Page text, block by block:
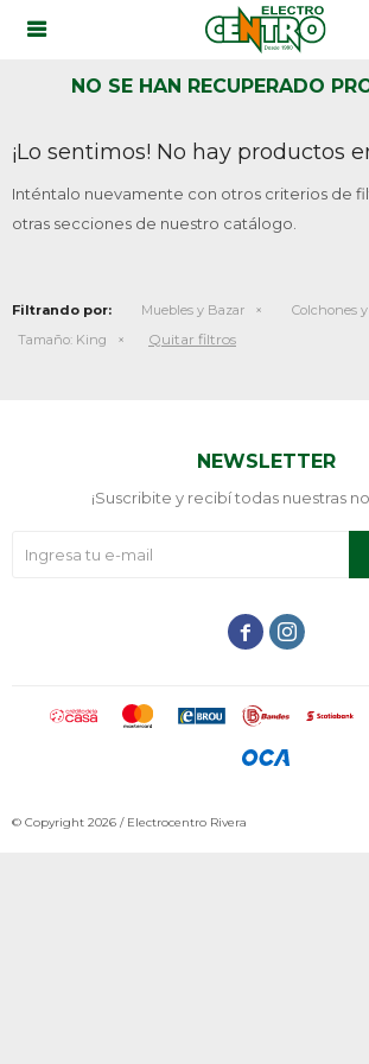

NO SE HAN RECUPERADO
¡Lo sentimos! No hay productos
Inténtalo nuevamente con otros criterios de
otras secciones de nuestro catálogo.
Filtrando por: Muebles y Bazar
Colchones
Tamaño: King Quitar filtros
NEWSLETTER
¡Suscribite y recibí todas nuestras
 
© Copyright 2026 / Electrocentro Rivera